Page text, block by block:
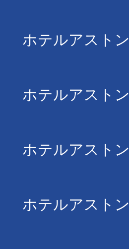
ホテルアスト
ホテルアスト
ホテルアスト
ホテルアスト